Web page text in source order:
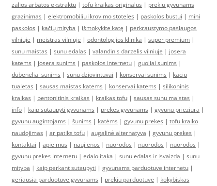
zalios arbatos ekstraktu | tofu kraikas originalus | prekiu gyvunams
grazinimas | elektromobiliu ikrovimo stoteles | paskolos bustui | mini
paskolos | kačių mityba | išmokykite katę | perkraustymo paslaugos
vilniuje | meistras vilniuje | odontologijos klinika | super premium |
sunu maistas | sunu edalas | valandinis darzelis vilniuje | josera
katems | josera sunims | paskolos internetu | guoliai sunims |
dubeneliai sunims | sunu dziovintuvai | konservai sunims | kaciu
tualetas | sausas maistas katems | konservai katems | silikoninis
kraikas | bentonitinis kraikas | kraikas tofu | sausas sunu maistas |
info | kaip sutaupyti gyvunams | prekes gyvunams | gyvunu prieziura |
gyvunu augintojams | šunims | katėms | gyvunu prekes | tofu kraiko
naudojimas | ar patiks tofu | augalinė alternatyva | gyvunu prekes |
kontaktai | apie mus | naujienos | nuorodos | nuorodos | nuorodos |
gyvunu prekes internetu | edalo itaka | sunu edalas ir isvaizda | sunu
mityba | kaip perkant sutaupyti | gyvunams parduotuve internetu |
geriausia parduotuve gyvunams | prekiu parduotuve | kokybiskas